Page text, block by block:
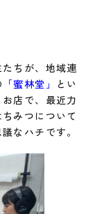
ちが、地域連
「蜜林堂」
とい
店で、最近力
みつについて
なハチです。